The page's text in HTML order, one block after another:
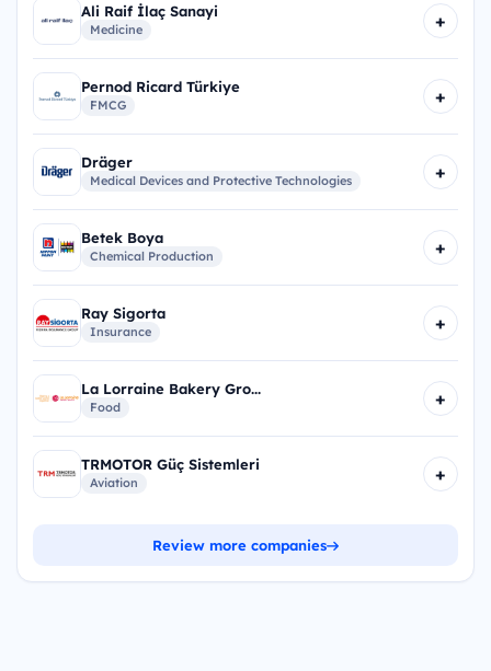
Ali Raif İlaç Sanayi
Medicine +
Pernod Ricard Türkiye
FMCG +
Dräger
Medical Devices and Protective Technologies +
Betek Boya
Chemical Production +
Ray Sigorta
Insurance +
La Lorraine Bakery Gro...
Food +
TRMOTOR Güç Sistemleri
Aviation +
Review more companies